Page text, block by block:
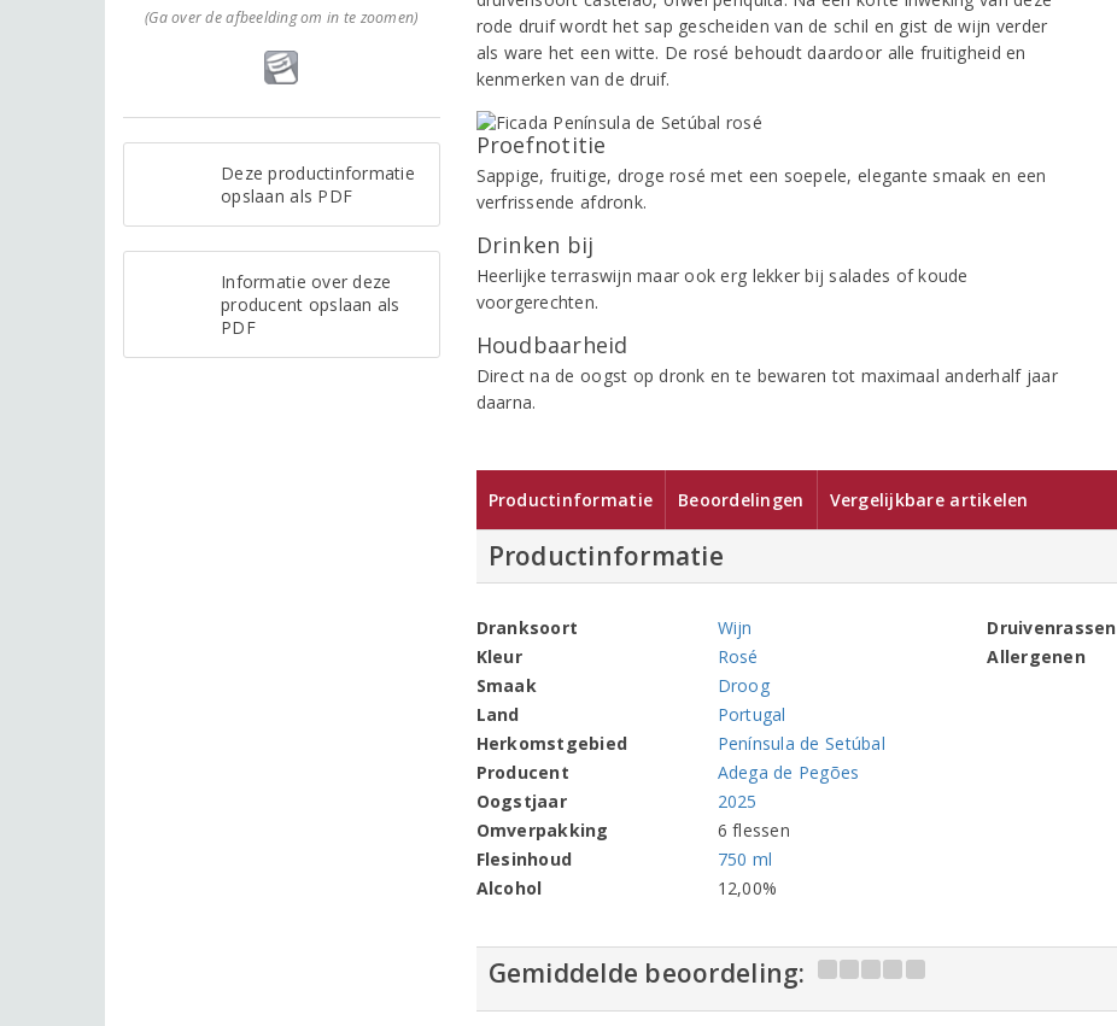
(Ga over de afbeelding om in te zoomen)
Deze productinformatie
opslaan als PDF
Informatie over deze
producent opslaan als
PDF
rode druif wordt het sap gescheiden van de schil en gist de wijn verder
als ware het een witte. De rosé behoudt daardoor alle fruitigheid en
kenmerken van de druif.
Proefnotitie
Sappige, fruitige, droge rosé met een soepele, elegante smaak en een
verfrissende afdronk.
Drinken bij
Heerlijke terraswijn maar ook erg lekker bij salades of koude
voorgerechten.
Houdbaarheid
Direct na de oogst op dronk en te bewaren tot maximaal anderhalf jaar
daarna.
Productinformatie Beoordelingen Vergelijkbare artikelen
Productinformatie
Dranksoort
Wijn
Kleur
Rosé
Smaak
Droog
Land
Portugal
Herkomstgebied
Península de Setúbal
Producent
Adega de Pegões
Oogstjaar
2025
Omverpakking
6 flessen
Flesinhoud
750 ml
Alcohol
12,00%
Druivenrassen
Allergenen
Gemiddelde beoordeling: